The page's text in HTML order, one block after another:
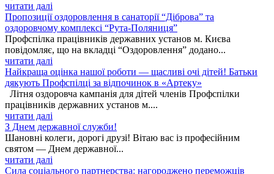
читати далі
Пропозиції оздоровлення в санаторії “Діброва” та
оздоровчому комплексі “Рута-Поляниця”
Профспілка працівників державних установ м. Києва
повідомляє, що на вкладці “Оздоровлення” додано...
читати далі
Найкраща оцінка нашої роботи — щасливі очі дітей! Батьки
дякують Профспілці за відпочинок в «Артеку»
Літня оздоровча кампанія для дітей членів Профспілки
працівників державних установ м....
читати далі
З Днем державної служби!
Шановні колеги, дорогі друзі! Вітаю вас із професійним
святом — Днем державної...
читати далі
Сила соціального партнерства: нагороджено переможців